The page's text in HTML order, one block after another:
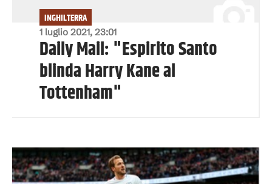
1 luglio 2021, 23:01
INGHILTERRA
Daily Mail: "Espirito Santo
blinda Harry Kane al
Tottenham"